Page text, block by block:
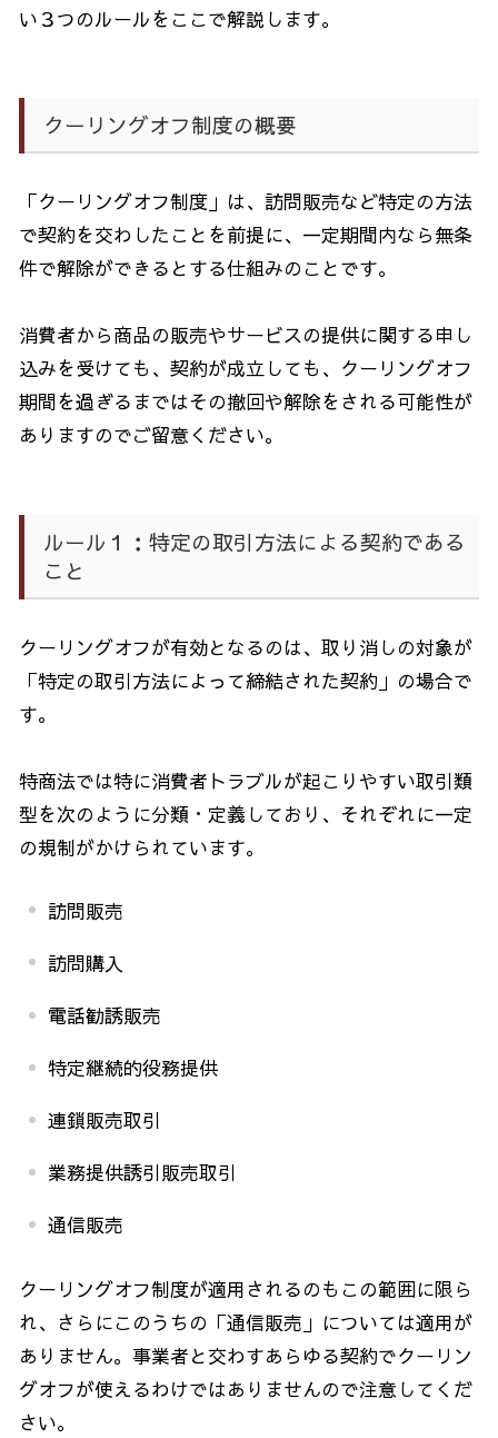
い３つのルールをここで解説します。
クーリングオフ制度の概要
「クーリングオフ制度」は、訪問販売など特定の方法
で契約を交わしたことを前提に、一定期間内なら無条
件で解除ができるとする仕組みのことです。
消費者から商品の販売やサービスの提供に関する申し
込みを受けても、契約が成立しても、クーリングオフ
期間を過ぎるまではその撤回や解除をされる可能性が
ありますのでご留意ください。
ルール１：特定の取引方法による契約である
こと
クーリングオフが有効となるのは、取り消しの対象が
「特定の取引方法によって締結された契約」の場合で
す。
特商法では特に消費者トラブルが起こりやすい取引類
型を次のように分類・定義しており、それぞれに一定
の規制がかけられています。
訪問販売
訪問購入
電話勧誘販売
特定継続的役務提供
連鎖販売取引
業務提供誘引販売取引
通信販売
クーリングオフ制度が適用されるのもこの範囲に限ら
れ、さらにこのうちの「通信販売」については適用が
ありません。事業者と交わすあらゆる契約でクーリン
グオフが使えるわけではありませんので注意してくだ
さい。